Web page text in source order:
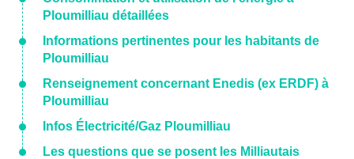
Ploumilliau détaillées
Informations pertinentes pour les habitants de
Ploumilliau
Renseignement concernant Enedis (ex ERDF) à
Ploumilliau
Infos Électricité/Gaz Ploumilliau
Les questions que se posent les Milliautais